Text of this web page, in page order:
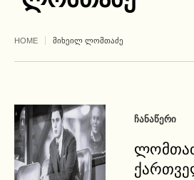
HOME ᲛᲘᲮᲔᲘᲚ ᲚᲝᲛᲗᲐᲫᲔ
ᲩᲐᲜᲐᲬᲔᲠᲘ